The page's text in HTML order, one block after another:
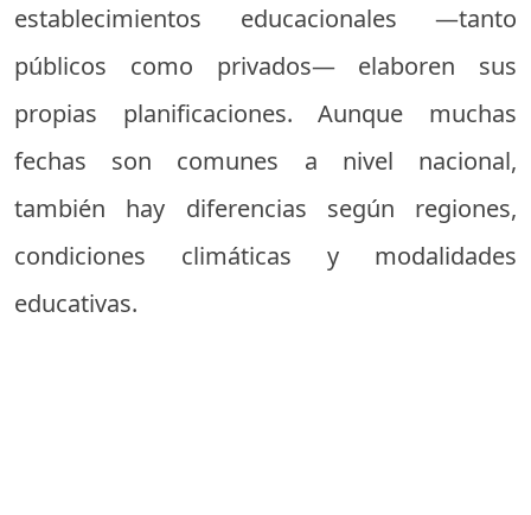
establecimientos educacionales —tanto
públicos como privados— elaboren sus
propias planificaciones. Aunque muchas
fechas son comunes a nivel nacional,
también hay diferencias según regiones,
condiciones climáticas y modalidades
educativas.